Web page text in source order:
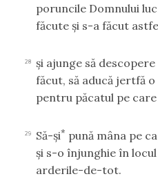
poruncile Domnului
făcute şi s-a făcut
28 şi ajunge să
făcut, să aducă jertfă
pentru păcatul pe
29 Să-şi* pună mâna pe
şi s-o înjunghie în
arderile-de-tot.